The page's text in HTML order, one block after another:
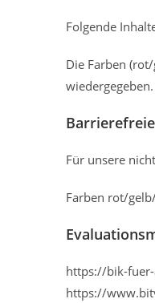
Folgende
Die Farben
Für unsere
Farben rot/
https://bik-
https://